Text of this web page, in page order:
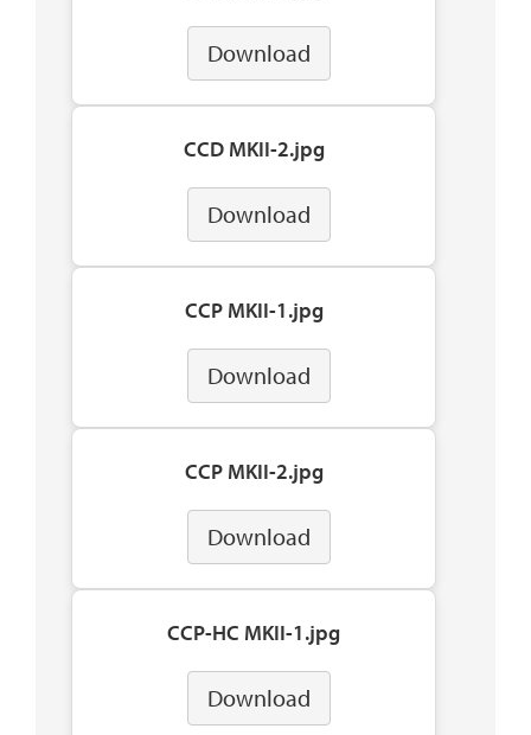
Download
CCD MKII-2.jpg
Download
CCP MKII-1.jpg
Download
CCP MKII-2.jpg
Download
CCP-HC MKII-1.jpg
Download